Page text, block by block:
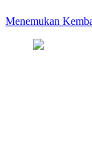
Menemukan